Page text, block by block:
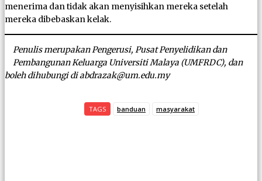
menerima dan tidak akan menyisihkan mereka setelah
mereka dibebaskan kelak.
Penulis merupakan Pengerusi, Pusat Penyelidikan dan
Pembangunan Keluarga Universiti Malaya (UMFRDC), dan
boleh dihubungi di abdrazak@um.edu.my
TAGS banduan masyarakat